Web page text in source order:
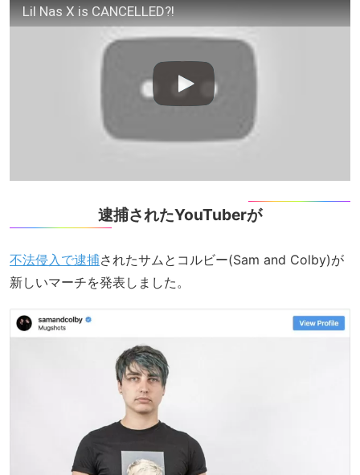
Lil Nas X is CANCELLED?!
逮捕されたYouTuberが
不法侵入で逮捕されたサムとコルビー(Sam and Colby)が
新しいマーチを発表しました。